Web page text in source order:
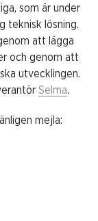
som är under
teknisk lösning.
att lägga
och genom att
utvecklingen.
Selma.
mejla: